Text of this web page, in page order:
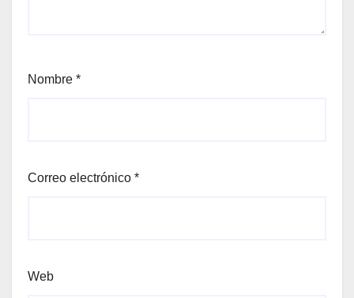
Nombre *
Correo electrónico *
Web